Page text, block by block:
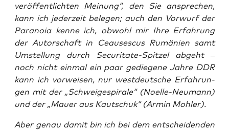
ver­öf­fent­lich­ten Mei­nung“, den Sie anspre­chen,
kann ich jeder­zeit bele­gen; auch den Vor­wurf der
Para­noia ken­ne ich, obwohl mir Ihre Erfah­rung
der Autor­schaft in Ceau­ses­cus Rumä­ni­en samt
Umstel­lung durch Secu­ri­ta­te-Spit­zel abgeht –
noch nicht ein­mal ein paar gedie­ge­ne Jah­re DDR
kann ich vor­wei­sen, nur west­deut­sche Erfah­run­
gen mit der „Schwei­ge­spi­ra­le“ (Noel­le-Neu­mann)
und der „Mau­er aus Kau­tschuk“ (Armin Mohler).
Aber genau damit bin ich bei dem ent­schei­den­den